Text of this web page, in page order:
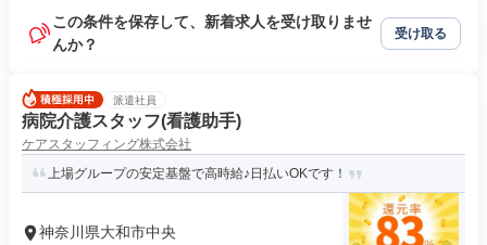
この条件を保存して、新着求人を受け取りませ
んか？
受け取る
派遣社員
病院介護スタッフ(看護助手)
ケアスタッフィング株式会社
上場グループの安定基盤で高時給♪日払いOKです！
神奈川県大和市中央